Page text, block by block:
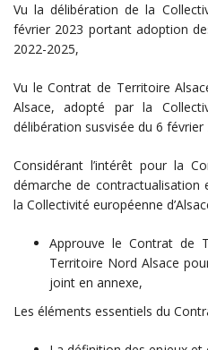
Vu la délibération de la
février 2023 portant adoption
2022-2025,
Vu le Contrat de Territoire
Alsace, adopté par la
délibération susvisée du 6 février
Considérant l’intérêt pour la
démarche de
la Collectivité européenne
Approuve le Contrat de
Territoire Nord Alsace
joint en annexe,
Les éléments essentiels du